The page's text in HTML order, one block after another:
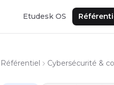
Etudesk OS
Référentiel Cybersécurité &